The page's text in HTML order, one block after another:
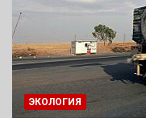
ЭКОЛОГИЯ